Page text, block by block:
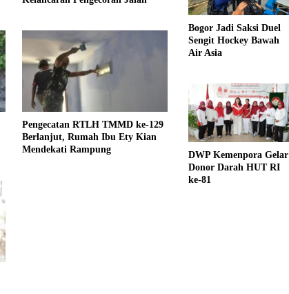
Pengecatan RTLH TMMD ke-129
Berlanjut, Rumah Ibu Ety Kian
Mendekati Rampung
Bogor Jadi Saksi Duel
Sengit Hockey Bawah
Air Asia
DWP Kemenpora Gelar
Donor Darah HUT RI
ke-81